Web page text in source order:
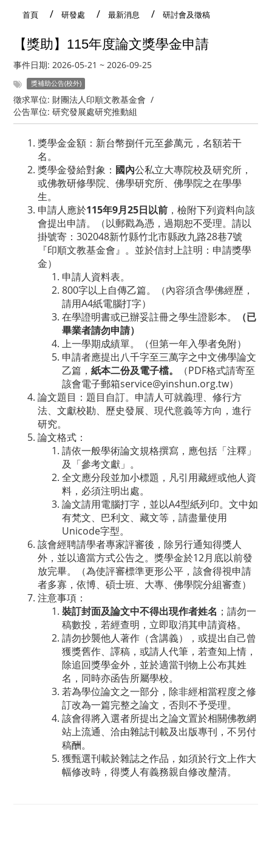
首頁 研發處 最新消息 研討會及徵稿
【獎助】115年度論文獎學金申請
事件日期: 2026-05-21 ~ 2026-09-25
獎補助公告(校外)
徵求單位: 財團法人印順文教基金會 /
公告單位: 研究發展處研究推動組
獎學金金額：新台幣捌仟元至參萬元，名額若干
名。
獎學金發給對象： 國內公私立大專院校及研究所，
或佛教研修學院、佛學研究所、佛學院之在學學
生。
申請人應於115年9月25日以前 ，檢附下列資料向該
會提出申請。（以郵戳為憑，過期恕不受理。請以
掛號寄：302048新竹縣竹北市縣政九路28巷7號
『印順文教基金會』。並於信封上註明：申請獎學
金）
申請人資料表。
800字以上自傳乙篇。（內容須含學佛經歷，
請用A4紙電腦打字）
在學證明書或已辦妥註冊之學生證影本。
（已
畢業者請勿申請）
上一學期成績單。（但第一年入學者免附）
申請者應提出八千字至三萬字之中文佛學論文
乙篇， 紙本二份及電子檔。
（PDF格式請寄至
該會電子郵箱service@yinshun.org.tw）
論文題目：題目自訂。申請人可就義理、修行方
法、文獻校勘、歷史發展、現代意義等方向，進行
研究。
論文格式：
請依一般學術論文規格撰寫，應包括「注釋」
及「參考文獻」。
全文應分段並加小標題，凡引用藏經或他人資
料，必須注明出處。
論文請用電腦打字，並以A4型紙列印。文中如
有梵文、巴利文、藏文等，請盡量使用
Unicode字型。
該會經聘請學者專家評審後，除另行通知得獎人
外，並以適當方式公告之。獎學金於12月底以前發
放完畢。（為使評審標準更形公平，該會得視申請
者多寡，依博、碩士班、大專、佛學院分組審查）
注意事項：
裝訂封面及論文中不得出現作者姓名 ；請勿一
稿數投，若經查明，立即取消其申請資格。
請勿抄襲他人著作（含講義），或提出自己曾
獲獎舊作、譯稿，或請人代筆，若查知上情，
除追回獎學金外，並於適當刊物上公布其姓
名，同時亦函告所屬學校。
若為學位論文之一部分，除非經相當程度之修
訂改為一篇完整之論文，否則不予受理。
該會得將入選者所提出之論文置於相關佛教網
站上流通、洽由雜誌刊載及出版專刊，不另付
稿酬。
獲甄選刊載於雜誌之作品，如須於行文上作大
幅修改時，得獎人有義務親自修改釐清。